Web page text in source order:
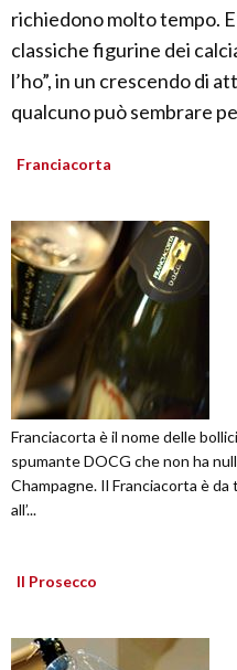
richiedono molto tempo.
classiche figurine dei
l’ho”, in un crescendo di
qualcuno può sembrare
Franciacorta
Franciacorta è il nome delle
spumante DOCG che non ha
Champagne. Il Franciacorta è
all’...
Il Prosecco